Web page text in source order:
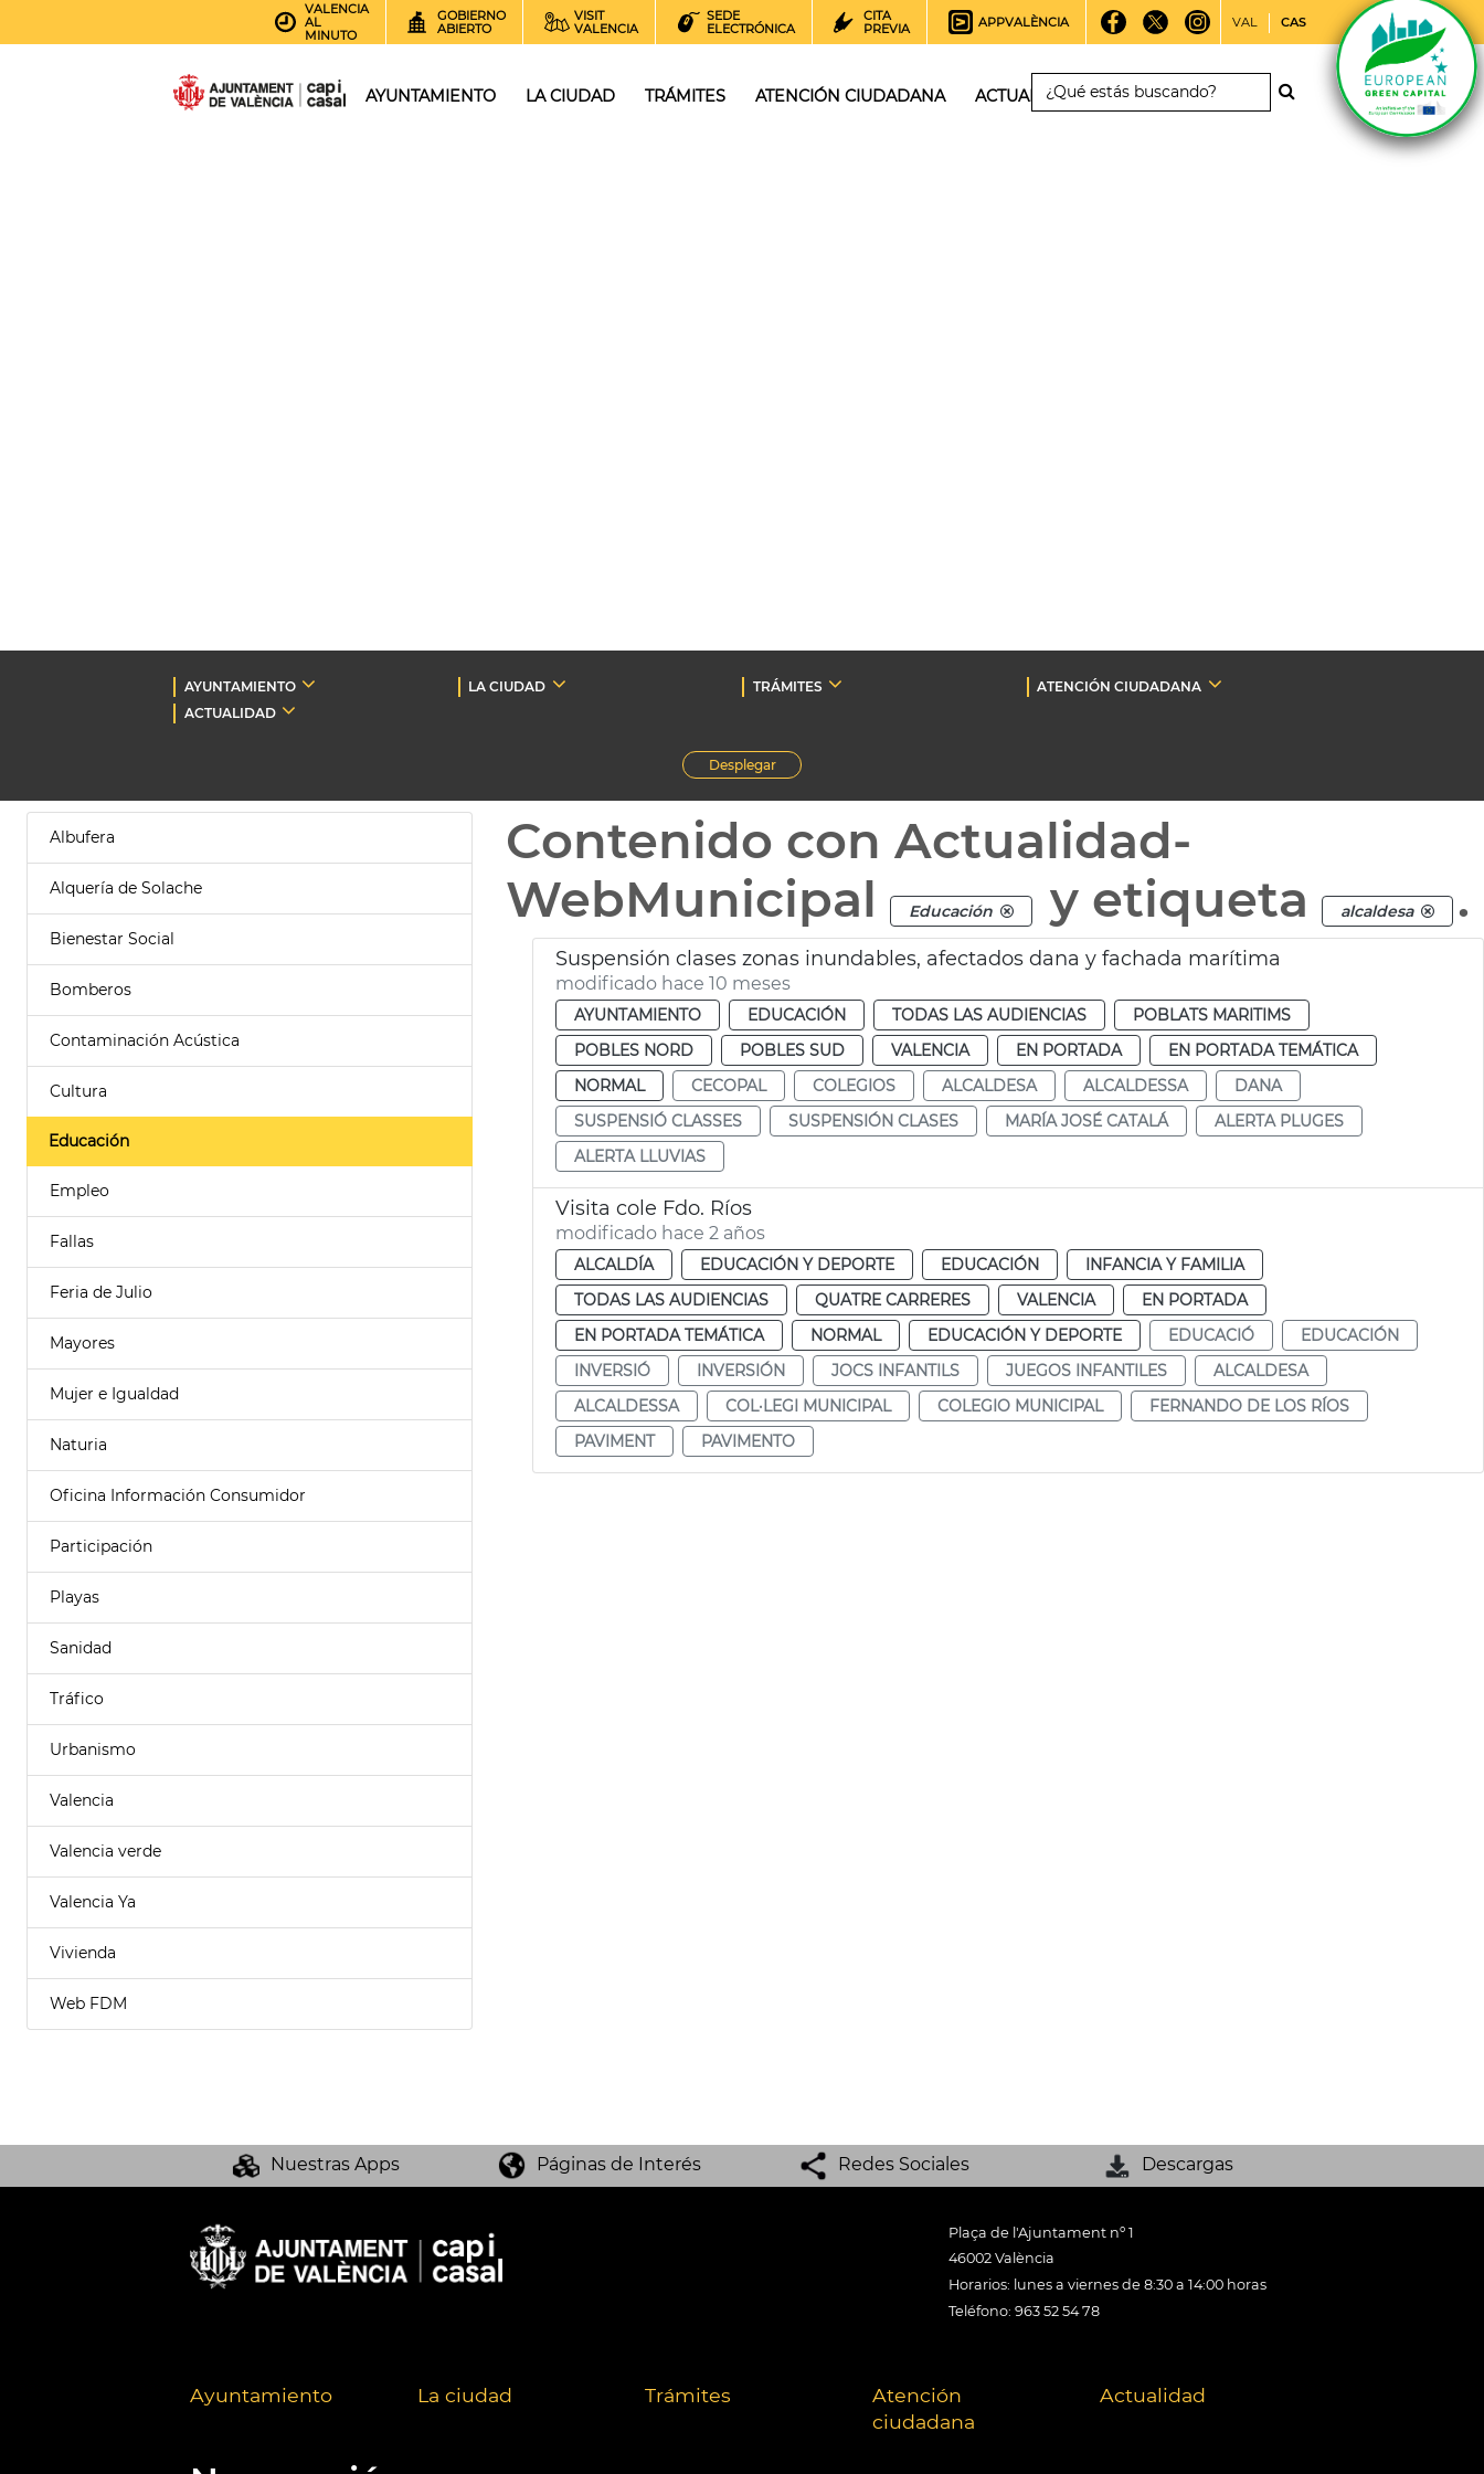
VALENCIA
AL
MINUTO
GOBIERNO
ABIERTO
VISIT
VALENCIA
SEDE
ELECTRÓNICA
CITA
PREVIA
APPVALÈNCIA VAL CAS
AYUNTAMIENTO LA CIUDAD TRÁMITES ATENCIÓN CIUDADANA ACTUALIDAD
AYUNTAMIENTO LA CIUDAD TRÁMITES
ATENCIÓN CIUDADANA
ACTUALIDAD
Desplegar
Albufera
Alquería de Solache
Bienestar Social
Bomberos
Contaminación Acústica
Cultura
Educación
Empleo
Fallas
Feria de Julio
Mayores
Mujer e Igualdad
Naturia
Oficina Información Consumidor
Participación
Playas
Sanidad
Tráfico
Urbanismo
Valencia
Valencia verde
Valencia Ya
Vivienda
Web FDM
Contenido con Actualidad-
WebMunicipal
Educación y etiqueta alcaldesa .
Suspensión clases zonas inundables, afectados dana y fachada marítima
modificado hace 10 meses
AYUNTAMIENTO EDUCACIÓN TODAS LAS AUDIENCIAS
POBLATS MARITIMS
POBLES NORD
POBLES SUD VALENCIA EN PORTADA
EN PORTADA TEMÁTICA
NORMAL
CECOPAL COLEGIOS ALCALDESA ALCALDESSA
DANA
SUSPENSIÓ CLASSES
SUSPENSIÓN CLASES MARÍA JOSÉ CATALÁ
ALERTA PLUGES
ALERTA LLUVIAS
Visita cole Fdo. Ríos
modificado hace 2 años
ALCALDÍA EDUCACIÓN Y DEPORTE EDUCACIÓN
INFANCIA Y FAMILIA
TODAS LAS AUDIENCIAS
QUATRE CARRERES VALENCIA
EN PORTADA
EN PORTADA TEMÁTICA
NORMAL EDUCACIÓN Y DEPORTE EDUCACIÓ
EDUCACIÓN
INVERSIÓ
INVERSIÓN JOCS INFANTILS JUEGOS INFANTILES
ALCALDESA
ALCALDESSA
COL·LEGI MUNICIPAL COLEGIO MUNICIPAL
FERNANDO DE LOS RÍOS
PAVIMENT
PAVIMENTO
Nuestras Apps Páginas de Interés Redes Sociales Descargas
Plaça de l'Ajuntament nº 1
46002 València
Horarios: lunes a viernes de 8:30 a 14:00 horas
Teléfono: 963 52 54 78
Ayuntamiento La ciudad Trámites
Atención
ciudadana
Actualidad